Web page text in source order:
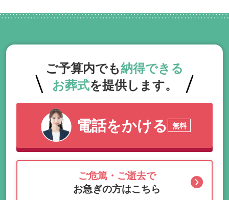
ご予算内でも納得できる
お葬式を提供します。
電話をかける 無料
ご危篤・ご逝去で
お急ぎの方はこちら